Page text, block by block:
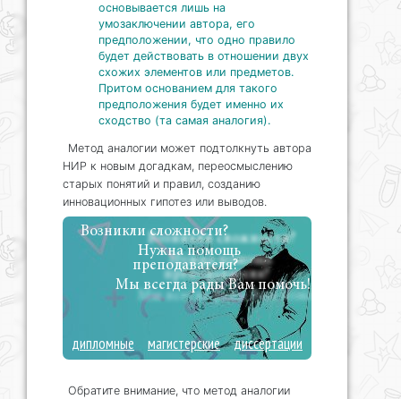
основывается лишь на
умозаключении автора, его
предположении, что одно правило
будет действовать в отношении двух
схожих элементов или предметов.
Притом основанием для такого
предположения будет именно их
сходство (та самая аналогия).
Метод аналогии может подтолкнуть автора
НИР к новым догадкам, переосмыслению
старых понятий и правил, созданию
инновационных гипотез или выводов.
Возникли сложности?
Нужна помощь
преподавателя?
Мы всегда рады Вам помочь!
дипломные магистерские диссертации
Обратите внимание, что метод аналогии